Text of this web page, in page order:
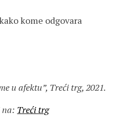
kome odgovara
u afektu”, Treći trg, 2021.
na: Treći trg